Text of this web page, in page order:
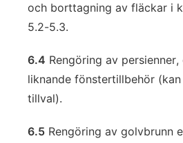
och borttagning av fläckar i
5.2-5.3.
6.4 Rengöring av
liknande fönstertillbehör
tillval).
6.5 Rengöring av golvbrunn